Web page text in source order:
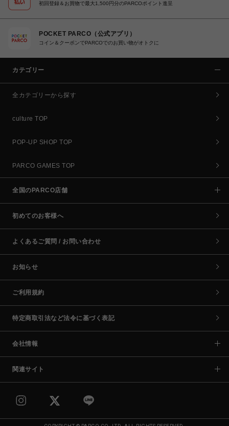
初回登録＆お買物で最大1,500円分のPARCOポイント進呈
POCKET PARCO（公式アプリ）
コイン＆クーポンでPARCOでのお買い物がオトクに
カテゴリー
全カテゴリーから探す
culture TOP
POP-UP SHOP TOP
PARCO GAMES TOP
全国のPARCO店舗
初めてのお客様へ
よくあるご質問 / お問い合わせ
お知らせ
ご利用規約
特定商取引法など法令に基づく表記
会社情報
関連サイト